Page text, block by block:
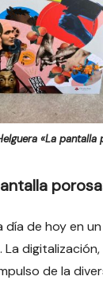
«La pantalla
día de hoy en
de la